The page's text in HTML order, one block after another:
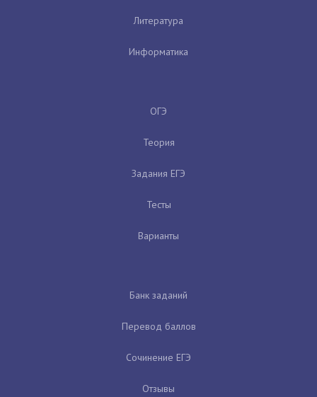
Литература
Информатика
ОГЭ
Теория
Задания ЕГЭ
Тесты
Варианты
Банк заданий
Перевод баллов
Сочинение ЕГЭ
Отзывы